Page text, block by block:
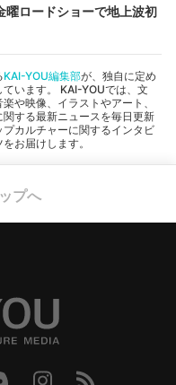
ロードショーで地上波初
KAI-YOU編集部が、独自に定め
います。 KAI-YOUでは、文
や映像、イラストやアート、
する最新ニュースを毎日更新
カルチャーに関するインタビ
お届けします。
プへ